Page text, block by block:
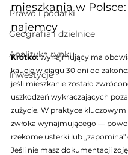
Prawo i podatki
Geografia i dzielnice
Analityka rynku
Inwestycje
mieszkania w
najemcy
Krótko: wynajmujący ma
kaucję w ciągu 30 dni od
jeśli mieszkanie zostało
uszkodzeń wykraczających
zużycie. W praktyce
zwłoka wynajmującego —
rzekome usterki lub
Jeśli nie masz dokumentacji